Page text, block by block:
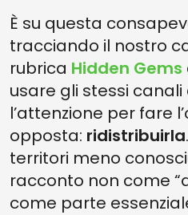
È su questa
tracciando il nostro
rubrica Hidden Gems
usare gli stessi
l’attenzione per fare
opposta: ridistribuirla
territori meno
racconto non come
come parte